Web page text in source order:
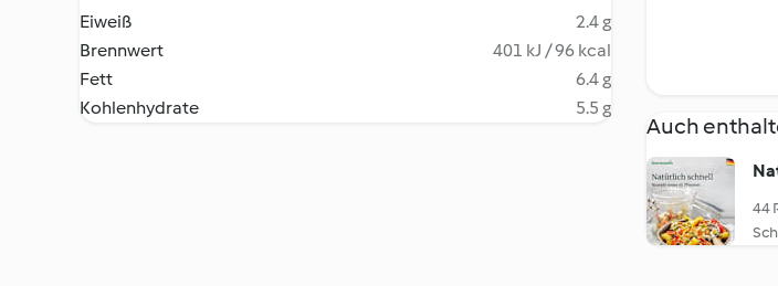
Eiweiß
2.4 g
Brennwert
401 kJ / 96 kcal
Fett
6.4 g
Kohlenhydrate
5.5 g
Auch
44